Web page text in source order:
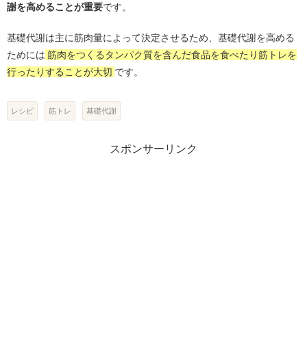
謝を高めることが重要です。
基礎代謝は主に筋肉量によって決定させるため、基礎代謝を高める
ためには 筋肉をつくるタンパク質を含んだ食品を食べたり筋トレを
行ったりすることが大切 です。
レシピ 筋トレ 基礎代謝
スポンサーリンク